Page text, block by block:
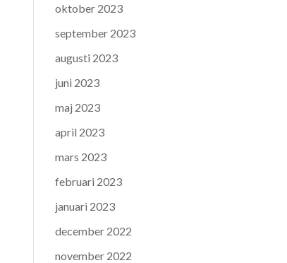
oktober 2023
september 2023
augusti 2023
juni 2023
maj 2023
april 2023
mars 2023
februari 2023
januari 2023
december 2022
november 2022